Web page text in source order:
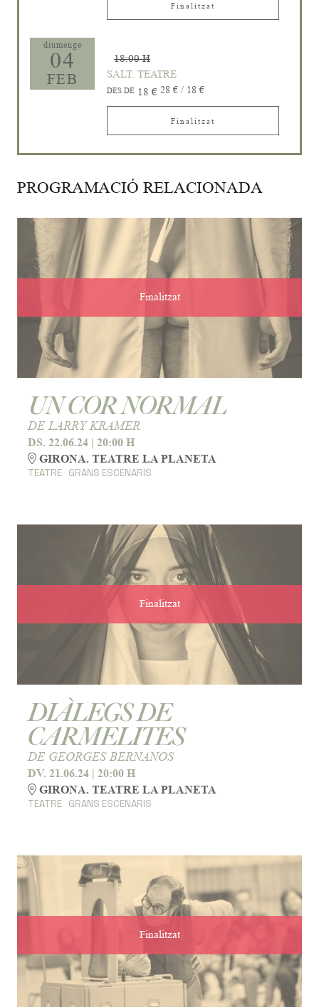
Finalitzat
diumenge
04
FEB
18:00 H
SALT. TEATRE
DES DE 18 € 28 € / 18 €
Finalitzat
PROGRAMACIÓ RELACIONADA
Finalitzat
UN COR NORMAL
DE LARRY KRAMER
DS. 22.06.24 | 20:00 H
GIRONA. TEATRE LA PLANETA
TEATRE GRANS ESCENARIS
Finalitzat
DIÀLEGS DE
CARMELITES
DE GEORGES BERNANOS
DV. 21.06.24 | 20:00 H
GIRONA. TEATRE LA PLANETA
TEATRE GRANS ESCENARIS
Finalitzat